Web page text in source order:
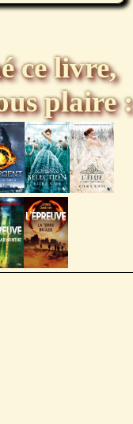
ce livre,
plaire :